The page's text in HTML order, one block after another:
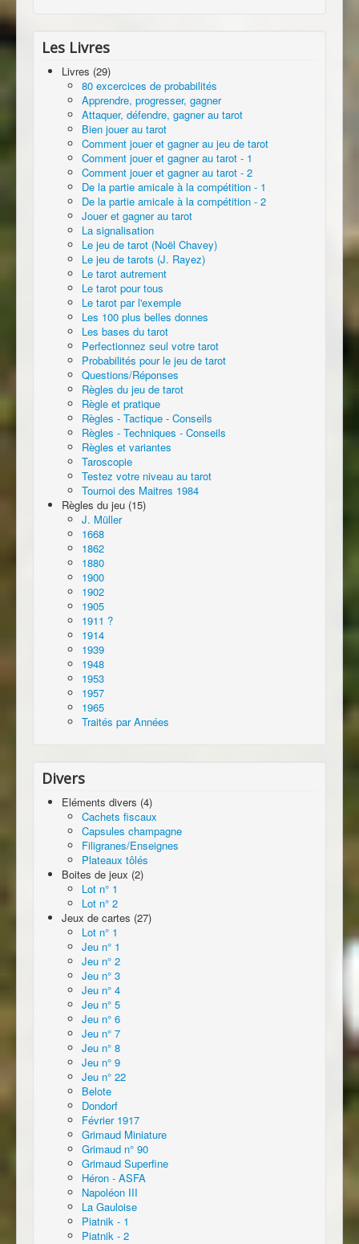
Les Livres
Livres (29)
80 excercices de probabilités
Apprendre, progresser, gagner
Attaquer, défendre, gagner au tarot
Bien jouer au tarot
Comment jouer et gagner au jeu de tarot
Comment jouer et gagner au tarot - 1
Comment jouer et gagner au tarot - 2
De la partie amicale à la compétition - 1
De la partie amicale à la compétition - 2
Jouer et gagner au tarot
La signalisation
Le jeu de tarot (Noël Chavey)
Le jeu de tarots (J. Rayez)
Le tarot autrement
Le tarot pour tous
Le tarot par l'exemple
Les 100 plus belles donnes
Les bases du tarot
Perfectionnez seul votre tarot
Probabilités pour le jeu de tarot
Questions/Réponses
Règles du jeu de tarot
Règle et pratique
Règles - Tactique - Conseils
Règles - Techniques - Conseils
Règles et variantes
Taroscopie
Testez votre niveau au tarot
Tournoi des Maitres 1984
Règles du jeu (15)
J. Müller
1668
1862
1880
1900
1902
1905
1911 ?
1914
1939
1948
1953
1957
1965
Traités par Années
Divers
Eléments divers (4)
Cachets fiscaux
Capsules champagne
Filigranes/Enseignes
Plateaux tôlés
Boites de jeux (2)
Lot n° 1
Lot n° 2
Jeux de cartes (27)
Lot n° 1
Jeu n° 1
Jeu n° 2
Jeu n° 3
Jeu n° 4
Jeu n° 5
Jeu n° 6
Jeu n° 7
Jeu n° 8
Jeu n° 9
Jeu n° 22
Belote
Dondorf
Février 1917
Grimaud Miniature
Grimaud n° 90
Grimaud Superfine
Héron - ASFA
Napoléon III
La Gauloise
Piatnik - 1
Piatnik - 2